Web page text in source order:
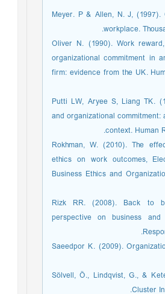
Meyer. P & Allen, N. J,
workplace.
Oliver N. (1990). Work
organizational commitment in
firm: evidence from the UK.
Putti LW, Aryee S, Liang TK.
and organizational
context. Human
Rokhman, W. (2010). The
ethics on work outcomes,
Business Ethics and
Rizk RR. (2008). Back to
perspective on business
Saeedpor K. (2009).
Sölvell, Ö., Lindqvist, G., &
Cluster